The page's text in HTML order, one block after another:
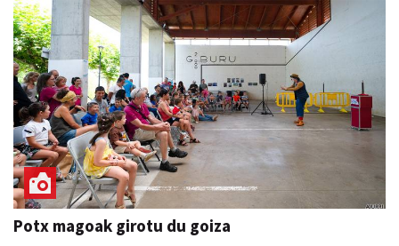
Potx magoak girotu du goiza